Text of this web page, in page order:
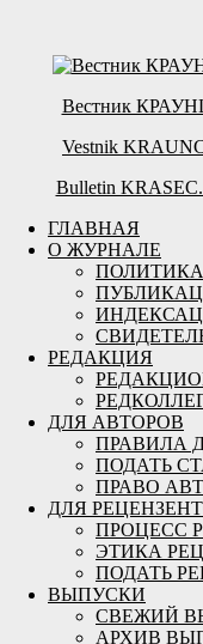
Вестник
Vestnik
Bulletin KRASEC.
ГЛАВНАЯ
О ЖУРНАЛЕ
РЕДАКЦИЯ
ДЛЯ АВТОРОВ
ПРАВИЛА
ПОДАТЬ
ПРАВО
ДЛЯ
ПРОЦЕСС
ЭТИКА
ПОДАТЬ
ВЫПУСКИ
СВЕЖИЙ
АРХИВ